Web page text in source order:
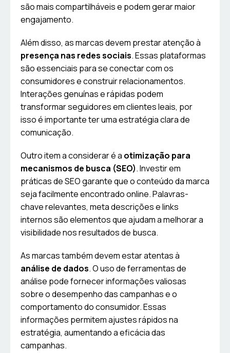
são mais compartilháveis e podem gerar maior
engajamento.
Além disso, as marcas devem prestar atenção à
presença nas redes sociais. Essas plataformas
são essenciais para se conectar com os
consumidores e construir relacionamentos.
Interações genuínas e rápidas podem
transformar seguidores em clientes leais, por
isso é importante ter uma estratégia clara de
comunicação.
Outro item a considerar é a otimização para
mecanismos de busca (SEO). Investir em
práticas de SEO garante que o conteúdo da marca
seja facilmente encontrado online. Palavras-
chave relevantes, meta descrições e links
internos são elementos que ajudam a melhorar a
visibilidade nos resultados de busca.
As marcas também devem estar atentas à
análise de dados. O uso de ferramentas de
análise pode fornecer informações valiosas
sobre o desempenho das campanhas e o
comportamento do consumidor. Essas
informações permitem ajustes rápidos na
estratégia, aumentando a eficácia das
campanhas.